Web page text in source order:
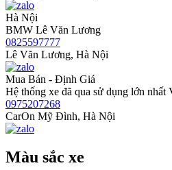
Hà Nội
BMW Lê Văn Lương
0825597777
Lê Văn Lương, Hà Nội
Mua Bán - Định Giá
Hệ thống xe đã qua sử dụng lớn nhất
0975207268
CarOn Mỹ Đình, Hà Nội
Màu sắc xe